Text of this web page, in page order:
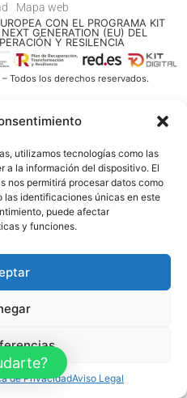
utilizamos tecnologías como las
a la información del dispositivo. El
nos permitirá procesar datos como
las identificaciones únicas en este
puede afectar
y funciones.
de PrivacidadAviso Legal
Mapa web
CON EL PROGRAMA KIT
GENERATION (EU) DEL
Y RESILENCIA
Todos los derechos reservados.